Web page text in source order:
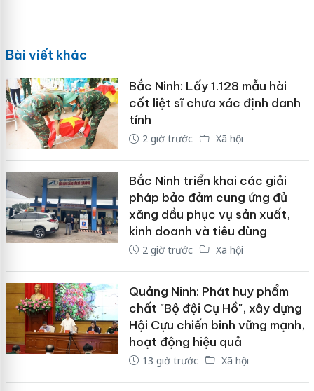
Bài viết khác
Bắc Ninh: Lấy 1.128 mẫu hài
cốt liệt sĩ chưa xác định danh
tính
2 giờ trước Xã hội
Bắc Ninh triển khai các giải
pháp bảo đảm cung ứng đủ
xăng dầu phục vụ sản xuất,
kinh doanh và tiêu dùng
2 giờ trước Xã hội
Quảng Ninh: Phát huy phẩm
chất "Bộ đội Cụ Hồ", xây dựng
Hội Cựu chiến binh vững mạnh,
hoạt động hiệu quả
13 giờ trước Xã hội